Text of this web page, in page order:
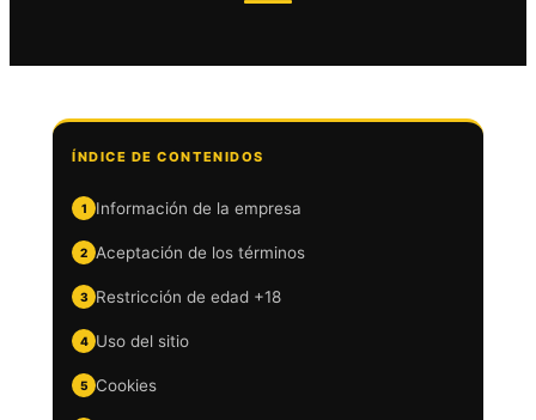
ÍNDICE DE CONTENIDOS
Información de la empresa
Aceptación de los términos
Restricción de edad +18
Uso del sitio
Cookies